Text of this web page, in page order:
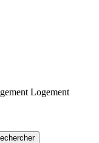
Logement